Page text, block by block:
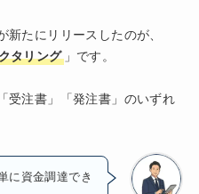
たにリリースしたのが、
タリング」です。
受注書」「発注書」のいずれ
に資金調達でき